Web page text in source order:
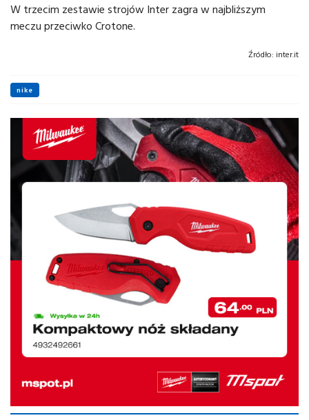
W trzecim zestawie strojów Inter zagra w najbliższym
meczu przeciwko Crotone.
Źródło: inter.it
nike